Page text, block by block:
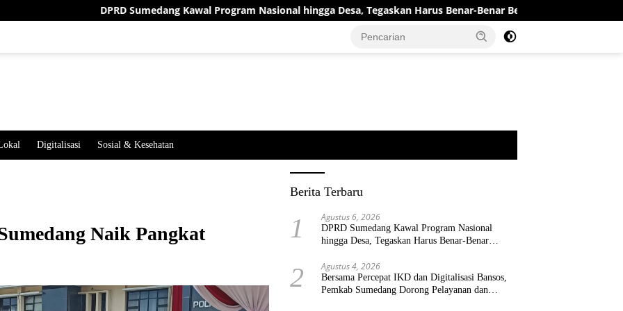
DPRD Sumedang Kawal Program Nasional hingga Desa, Tegaskan Harus Benar-Benar Berpihak kepada Rakyat
Digitalisasi Sosial & Kesehatan
Naik Pangkat
Berita Terbaru
1 Agustus 6, 2026
DPRD Sumedang Kawal Program Nasional
hingga Desa, Tegaskan Harus Benar-Benar
2 Agustus 4, 2026
Bersama Percepat IKD dan Digitalisasi Bansos,
Pemkab Sumedang Dorong Pelayanan dan